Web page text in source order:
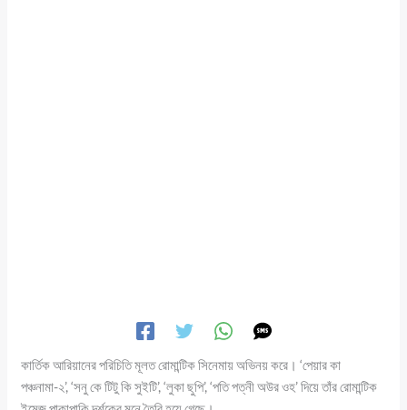
কার্তিক আরিয়ানের পরিচিতি মূলত রোমান্টিক সিনেমায় অভিনয় করে। ‘পেয়ার কা
পঞ্চনামা-২’, ‘সনু কে টিটু কি সুইটি’, ‘লুকা ছুপি’, ‘পতি পত্নী অউর ওহ’ দিয়ে তাঁর রোমান্টিক